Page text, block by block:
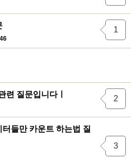
1
련 질문입니다ㅣ 2
들만 카운트 하는법 질
3